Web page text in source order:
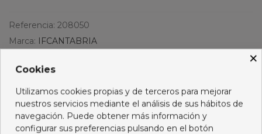
Referencia: 208050
Marca:
IFCANTABRIA
PRODUCTOS RELACIONADOS
No hay artículos
×
Cookies
Utilizamos cookies propias y de terceros para mejorar
nuestros servicios mediante el análisis de sus hábitos de
navegación. Puede obtener más información y
configurar sus preferencias pulsando en el botón